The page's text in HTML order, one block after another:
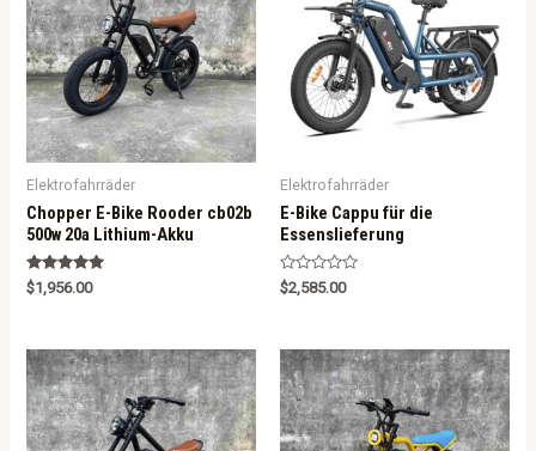
Elektrofahrräder
Chopper E-Bike Rooder cb02b
500w 20a Lithium-Akku
Rated
5.00
$1,956.00
Elektrofahrräder
E-Bike Cappu für die
Essenslieferung
R
a
0
o
u
t
o
f
5
$2,585.00